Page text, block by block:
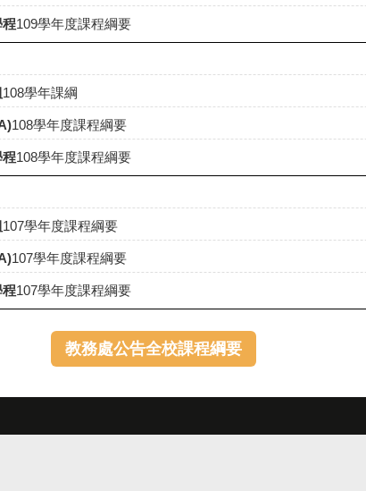
程109學年度課程綱要
108學年課綱
108學年度課程綱要
程108學年度課程綱要
107學年度課程綱要
107學年度課程綱要
程107學年度課程綱要
教務處公告全校課程綱要